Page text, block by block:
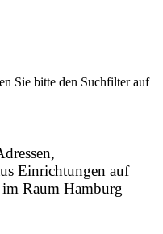
Sie bitte den Suchfilter auf
Einrichtungen auf
Raum Hamburg